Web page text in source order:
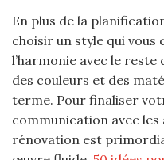
En plus de la
choisir un style qui vous
l’harmonie avec le
des couleurs et des
terme. Pour finaliser
communication avec les
rénovation est